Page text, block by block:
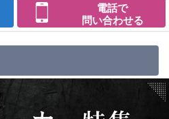
電話で
問い合わせる